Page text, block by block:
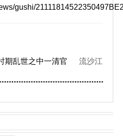
gushi/
期乱世之中一清官 流沙江